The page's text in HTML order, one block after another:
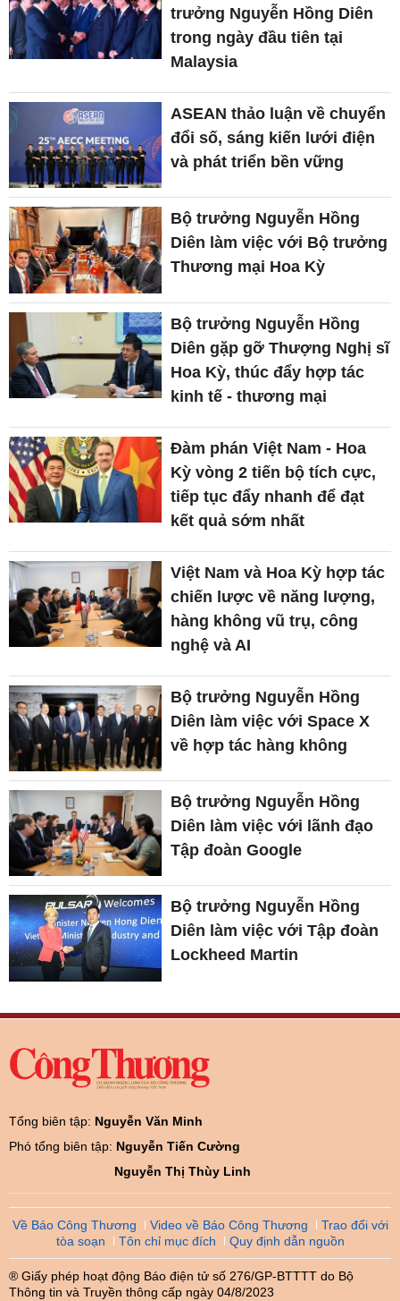
trưởng Nguyễn Hồng Diên
trong ngày đầu tiên tại
Malaysia
ASEAN thảo luận về chuyển
đổi số, sáng kiến lưới điện
và phát triển bền vững
Bộ trưởng Nguyễn Hồng
Diên làm việc với Bộ trưởng
Thương mại Hoa Kỳ
Bộ trưởng Nguyễn Hồng
Diên gặp gỡ Thượng Nghị sĩ
Hoa Kỳ, thúc đẩy hợp tác
kinh tế - thương mại
Đàm phán Việt Nam - Hoa
Kỳ vòng 2 tiến bộ tích cực,
tiếp tục đẩy nhanh để đạt
kết quả sớm nhất
Việt Nam và Hoa Kỳ hợp tác
chiến lược về năng lượng,
hàng không vũ trụ, công
nghệ và AI
Bộ trưởng Nguyễn Hồng
Diên làm việc với Space X
về hợp tác hàng không
Bộ trưởng Nguyễn Hồng
Diên làm việc với lãnh đạo
Tập đoàn Google
Bộ trưởng Nguyễn Hồng
Diên làm việc với Tập đoàn
Lockheed Martin
Tổng biên tập: Nguyễn Văn Minh
Phó tổng biên tập: Nguyễn Tiến Cường
Nguyễn Thị Thùy Linh
Về Báo Công Thương Video về Báo Công Thương
Trao đổi với
tòa soạn
Tôn chỉ mục đích Quy định dẫn nguồn
® Giấy phép hoạt động Báo điện tử số 276/GP-BTTTT do Bộ
Thông tin và Truyền thông cấp ngày 04/8/2023